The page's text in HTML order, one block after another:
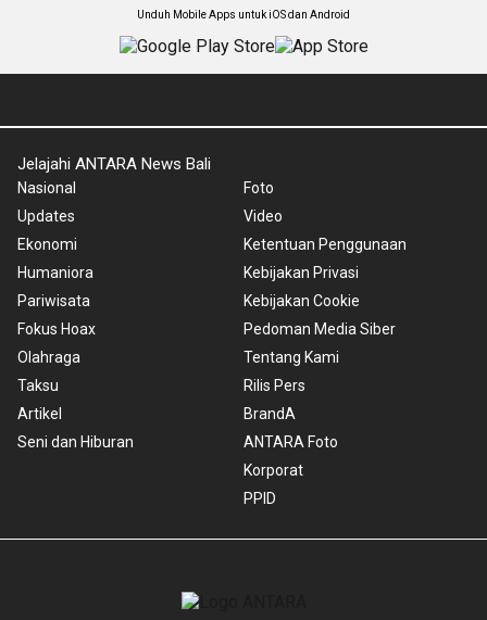
Unduh Mobile Apps untuk iOS dan Android
Jelajahi ANTARA News Bali
Nasional
Updates
Ekonomi
Humaniora
Pariwisata
Fokus Hoax
Olahraga
Taksu
Artikel
Seni dan Hiburan
Foto
Video
Ketentuan Penggunaan
Kebijakan Privasi
Kebijakan Cookie
Pedoman Media Siber
Tentang Kami
Rilis Pers
BrandA
ANTARA Foto
Korporat
PPID